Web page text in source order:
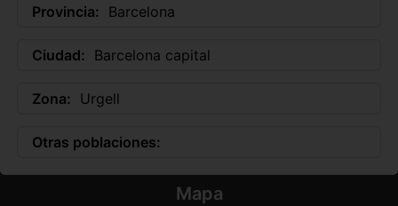
Provincia: Barcelona
Ciudad: Barcelona capital
Zona: Urgell
Otras poblaciones:
Mapa